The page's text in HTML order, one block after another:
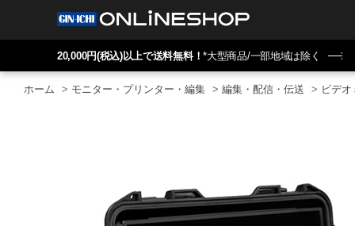
20,000円(税込)以上で送料無料！*大型商品/一部地域は除く
ホーム > モニター・プリンター・編集 > 編集・配信・伝送 > ビデ